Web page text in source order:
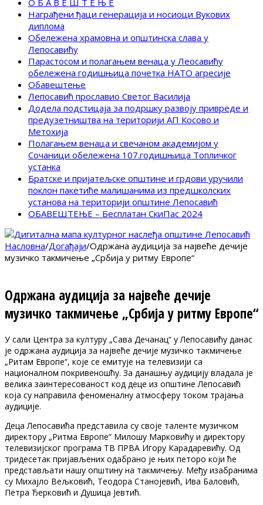
О Б А В Е Ш Т Е Њ Е
Награђени ђаци генерација и носиоци Вукових
диплома
Обележена храмовна и општинска слава у
Лепосавићу
Парастосом и полагањем венаца у Леосавићу
обележена годишњица почетка НАТО агресије
Обавештење
Лепосавић прославио Светог Василија
Додела подстицаја за подршку развоју привреде и
предузетништва на територији АП Косово и
Метохија
Полагањем венаца и свечаном академијом у
Сочаници обележена 107.годишњица Топличког
устанка
Братске и пријатељске општине и грдови уручили
поклон пакетиће малишанима из предшколских
установа на територији општине Лепосавић
ОБАВЕШТЕЊЕ – Бесплатан СкиПас 2024
Насловна/Догађаји/Одржана аудиција за највеће дечије
музичко такмичење „Србија у ритму Европе“
Одржана аудиција за највеће дечије
музичко такмичење „Србија у ритму Европе“
У сали Центра за културу „Сава Дечанац“ у Лепосавићу данас
је одржана аудиција за највеће дечије музичко такмичење
„Ритам Европе“, које се емитује на телевизији са
националном покривеношћу. За данашњу аудицију владала је
велика заинтересованост код деце из општине Лепосавић
која су направила феноменалну атмосферу током трајања
аудиције.
Деца Лепосавића представила су своје таленте музичком
директору „Ритма Европе“ Милошу Марковићу и директору
телевизијског програма ТВ ПРВА Игору Карадаревићу. Од
тридесетак пријављених одабрано је њих петоро који ће
представљати нашу општину на такмичењу. Међу изабранима
су Михајло Вељковић, Теодора Станојевић, Ива Баловић,
Петра Ђерковић и Душица Јевтић.